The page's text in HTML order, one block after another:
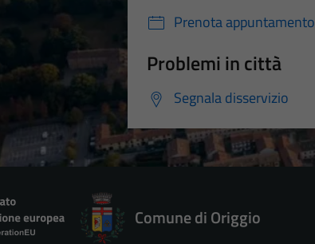
Prenota appuntamento
Problemi in città
Segnala disservizio
Comune di Origgio